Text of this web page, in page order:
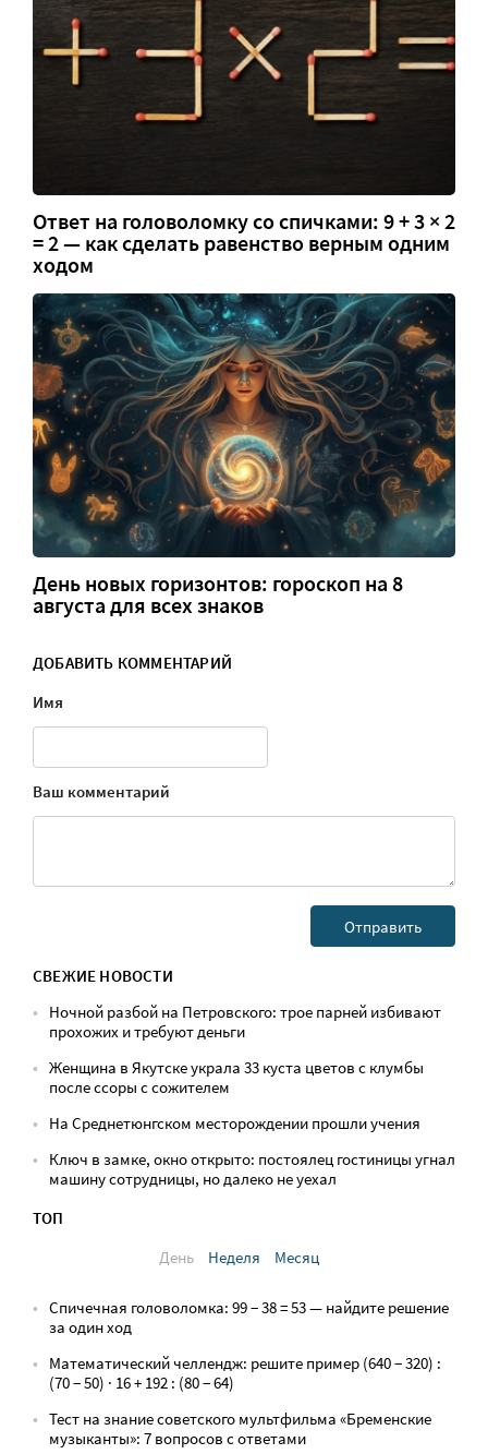
Ответ на головоломку со спичками: 9 + 3 × 2
= 2 — как сделать равенство верным одним
ходом
День новых горизонтов: гороскоп на 8
августа для всех знаков
ДОБАВИТЬ КОММЕНТАРИЙ
Имя
Ваш комментарий
СВЕЖИЕ НОВОСТИ
Ночной разбой на Петровского: трое парней избивают
прохожих и требуют деньги
Женщина в Якутске украла 33 куста цветов с клумбы
после ссоры с сожителем
На Среднетюнгском месторождении прошли учения
Ключ в замке, окно открыто: постоялец гостиницы угнал
машину сотрудницы, но далеко не уехал
ТОП
День
Неделя Месяц
Спичечная головоломка: 99 − 38 = 53 — найдите решение
за один ход
Математический челлендж: решите пример (640 − 320) :
(70 − 50) · 16 + 192 : (80 − 64)
Тест на знание советского мультфильма «Бременские
музыканты»: 7 вопросов с ответами